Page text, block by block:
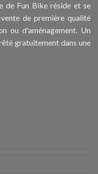
de Fun Bike réside et se
de première qualité
ou d'aménagement. Un
gratuitement dans une